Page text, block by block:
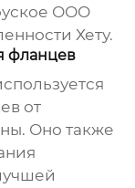
ООО
Хету.
фланцев
от
Оно также